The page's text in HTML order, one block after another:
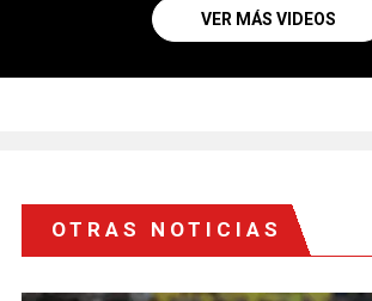
VER MÁS VIDEOS
OTRAS NOTICIAS